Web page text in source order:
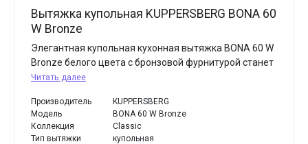
Вытяжка купольная KUPPERSBERG BONA 60
W Bronze
Элегантная купольная кухонная вытяжка BONA 60 W
Bronze белого цвета с бронзовой фурнитурой станет
Читать далее
Производитель
KUPPERSBERG
Модель
BONA 60 W Bronze
Коллекция
Classic
Тип вытяжки
купольная